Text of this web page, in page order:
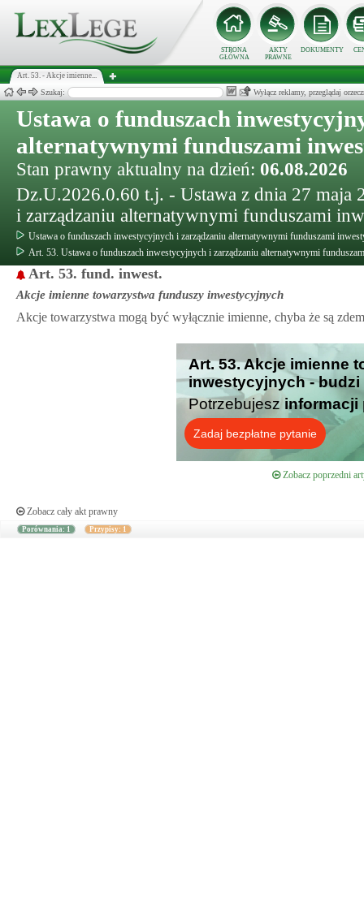
STRONA
GŁÓWNA
AKTY
PRAWNE
DOKUMENTY
Art. 53. - Akcje imienne...
Szukaj: Wyłącz reklamy, przeglądaj
Ustawa o funduszach
alternatywnymi funduszami
Stan prawny aktualny na dzień: 06.08.2026
Dz.U.2026.0.60 t.j. - Ustawa z dnia 27 maja
i zarządzaniu alternatywnymi funduszami
Ustawa o funduszach inwestycyjnych i zarządzaniu alternatywnymi funduszami
Art. 53. Ustawa o funduszach inwestycyjnych i zarządzaniu alternatywnymi
Art. 53. fund. inwest.
Akcje imienne towarzystwa funduszy inwestycyjnych
Akcje towarzystwa mogą być wyłącznie imienne, chyba że są
Art. 53. Akcje imienne
inwestycyjnych -
Potrzebujesz informacji
Zadaj bezpłatne pytanie
Zobacz poprzedni
Zobacz cały akt prawny
Porównania: 1 Przypisy: 1